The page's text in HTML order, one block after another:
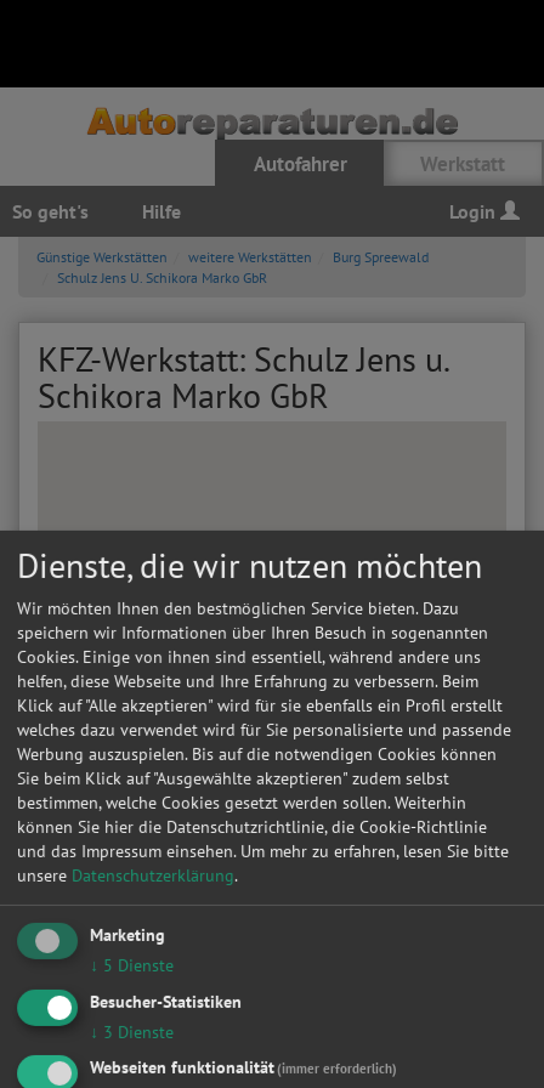
Autofahrer Werkstatt
So geht's Hilfe Login
Günstige Werkstätten weitere Werkstätten
Burg Spreewald
Schulz Jens U. Schikora Marko GbR
KFZ-Werkstatt: Schulz Jens u.
Schikora Marko GbR
Kontakt
Schulz Jens u. Schikora Marko GbR
Gewerbering 11
03096 Burg Spreewald
Dienste, die wir nutzen möchten
Wir möchten Ihnen den bestmöglichen Service bieten. Dazu
speichern wir Informationen über Ihren Besuch in sogenannten
Cookies. Einige von ihnen sind essentiell, während andere uns
helfen, diese Webseite und Ihre Erfahrung zu verbessern. Beim
Klick auf "Alle akzeptieren" wird für sie ebenfalls ein Profil erstellt
welches dazu verwendet wird für Sie personalisierte und passende
Werbung auszuspielen. Bis auf die notwendigen Cookies können
Sie beim Klick auf "Ausgewählte akzeptieren" zudem selbst
bestimmen, welche Cookies gesetzt werden sollen. Weiterhin
können Sie hier die Datenschutzrichtlinie, die Cookie-Richtlinie
und das Impressum einsehen. Um mehr zu erfahren, lesen Sie bitte
unsere Datenschutzerklärung.
Marketing
↓ 5 Dienste
Besucher-Statistiken
↓ 3 Dienste
Webseiten funktionalität(immer erforderlich)